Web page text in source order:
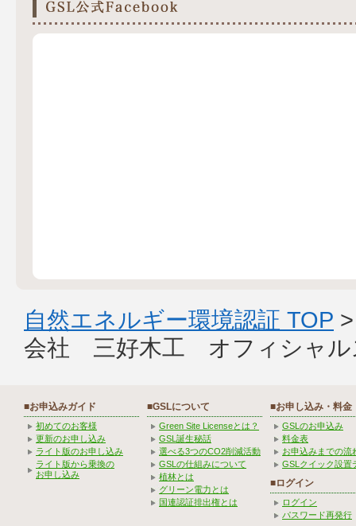
自然エネルギー環境認証 TOP
会社 三好木工 オフィシャル
■お申込みガイド
初めてのお客様
更新のお申し込み
ライト版のお申し込み
ライト版から乗換の
お申し込み
■GSLについて
Green Site Licenseとは？
GSL誕生秘話
選べる3つのCO2削減活動
GSLの仕組みについて
植林とは
グリーン電力とは
国連認証排出権とは
■お申し込み・料金
GSLのお申込み
料金表
お申込みまでの流
GSLクイック設置
■ログイン
ログイン
パスワード再発行